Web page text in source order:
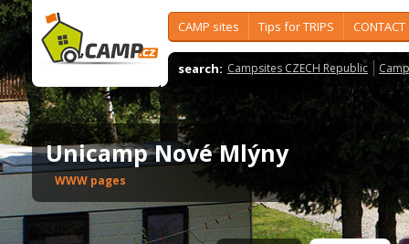
CAMP sites Tips for TRIPS CONTACT
search: Campsites CZECH Republic
Unicamp Nové Mlýny
WWW pages